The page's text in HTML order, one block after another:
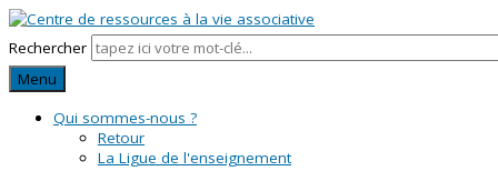
Rechercher
Menu
Qui sommes-nous ?
Retour
La Ligue de l'enseignement